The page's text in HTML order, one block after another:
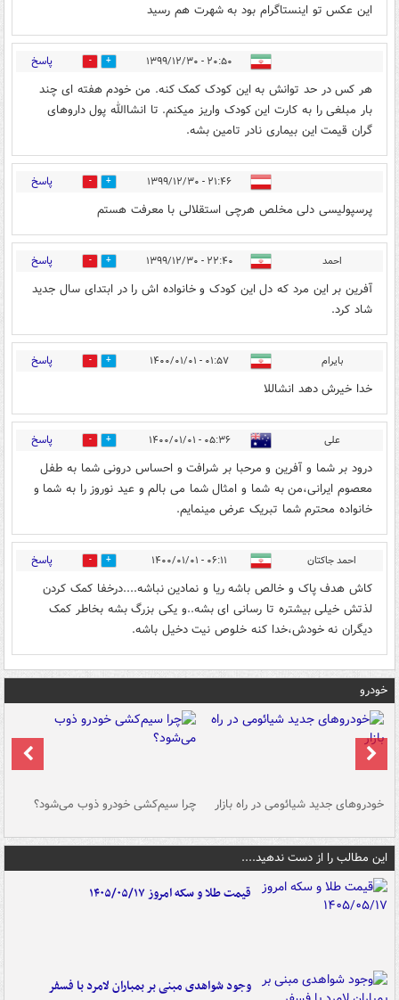
این عکس تو اینستاگرام بود به شهرت هم رسید
۲۰:۵۰ - ۱۳۹۹/۱۲/۳۰ 1 پاسخ
هر کس در حد توانش به این کودک کمک کنه. من خودم هفته ای چند
بار مبلغی را به کارت این کودک واریز میکنم. تا انشاالله پول داروهای
گران قیمت این بیماری نادر تامین بشه.
۲۱:۴۶ - ۱۳۹۹/۱۲/۳۰ 4 پاسخ
پرسپولیسی دلی مخلص هرچی استقلالی با معرفت هستم
احمد ۲۲:۴۰ - ۱۳۹۹/۱۲/۳۰ 4 پاسخ
آفرین بر این مرد که دل این کودک و خانواده اش را در ابتدای سال جدید
شاد کرد.
بایرام ۰۱:۵۷ - ۱۴۰۰/۰۱/۰۱ 1 پاسخ
خدا خیرش دهد انشاللا
علی ۰۵:۳۶ - ۱۴۰۰/۰۱/۰۱ 1 پاسخ
درود بر شما و آفرین و مرحبا بر شرافت و احساس درونی شما به طفل
معصوم ایرانی،من به شما و امثال شما می بالم و عید نوروز را به شما و
خانواده محترم شما تبریک عرض مینمایم.
احمد جاکتان ۰۶:۱۱ - ۱۴۰۰/۰۱/۰۱ 0 پاسخ
کاش هدف پاک و خالص باشه ریا و نمادین نباشه....درخفا کمک کردن
لذتش خیلی بیشتره تا رسانی ای بشه..و یکی بزرگ بشه بخاطر کمک
دیگران نه خودش،خدا کنه خلوص نیت دخیل باشه.
خودرو
خودروهای جدید شیائومی در راه بازار چرا سیم‌کشی خودرو ذوب می‌شود؟
این مطالب را از دست ندهید....
قیمت طلا و سکه امروز ۱۴۰۵/۰۵/۱۷
وجود شواهدی مبنی بر بمباران لامرد با فسفر